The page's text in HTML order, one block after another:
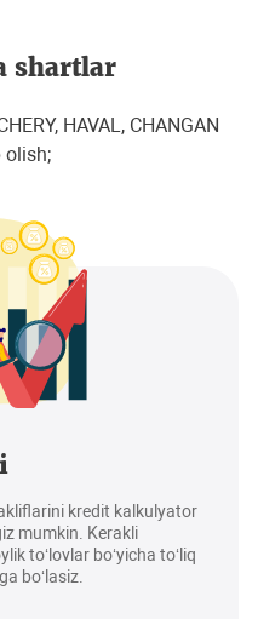
shartlar
HAVAL, CHANGAN
olish;
kredit kalkulyator
mumkin. Kerakli
to‘lovlar bo‘yicha to‘liq
bo‘lasiz.